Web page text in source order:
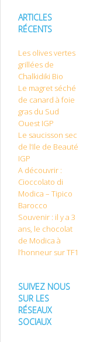
ARTICLES
RÉCENTS
Les olives vertes
grillées de
Chalkidiki Bio
Le magret séché
de canard à foie
gras du Sud
Ouest IGP
Le saucisson sec
de l’Ile de Beauté
IGP
A découvrir :
Cioccolato di
Modica – Tipico
Barocco
Souvenir : il y a 3
ans, le chocolat
de Modica à
l’honneur sur TF1
SUIVEZ NOUS
SUR LES
RÉSEAUX
SOCIAUX